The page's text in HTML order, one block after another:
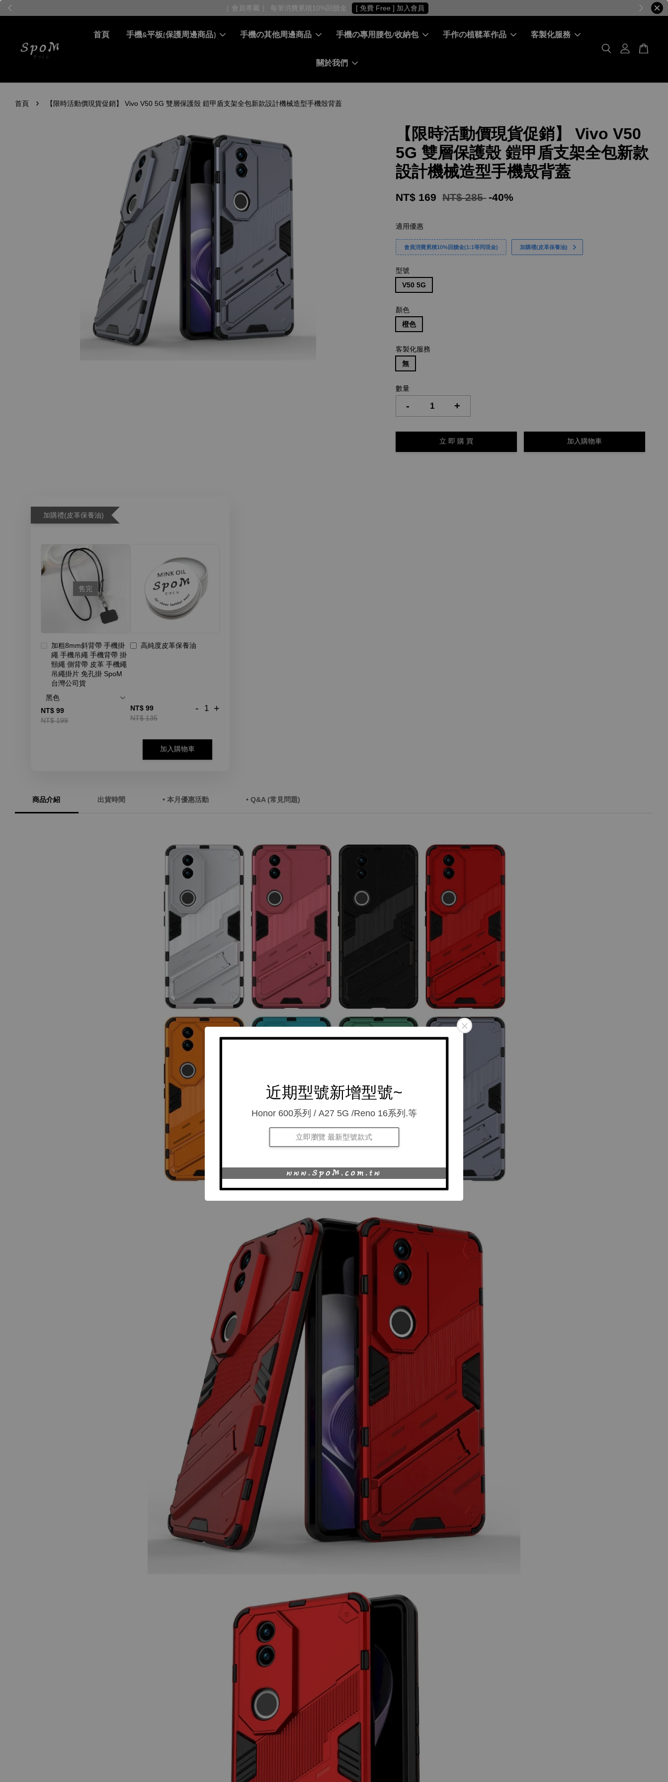
［ 會員專屬 ］ 每筆消費累積10%回饋金 [ 免費 Free ] 加入會員
近期型號新增型號~
Honor 600系列 / A27 5G /Reno 16系列.等
立即瀏覽 最新型號款式
首頁 手機&平板(保護周邊商品) 手機の其他周邊商品 手機の專用腰包/收納包 手作の植鞣革作品 客製化服務
關於我們
首頁 › 【限時活動價現貨促銷】 Vivo V50 5G 雙層保護殼 鎧甲盾支架全包新款設計機械造型手機殼背蓋
【限時活動價現貨促銷】 Vivo V50
5G 雙層保護殼 鎧甲盾支架全包新款
設計機械造型手機殼背蓋
NT$ 169 NT$ 285 -40%
適用優惠
會員消費累積10%回饋金(1:1等同現金) 加購禮(皮革保養油)
型號
V50 5G
顏色
橙色
客製化服務
無
數量
- +
立 即 購 買 加入購物車
加購禮(皮革保養油)
售完
加粗8mm斜背帶 手機掛
繩 手機吊繩 手機背帶 掛
頸繩 側背帶 皮革 手機繩
吊繩掛片 免孔掛 SpoM
台灣公司貨
NT$ 99
NT$ 199
高純度皮革保養油
NT$ 99
NT$ 135
- +
加入購物車
商品介紹 出貨時間 • 本月優惠活動 • Q&A (常見問題)